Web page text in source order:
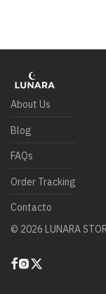
About Us
Blog
FAQs
Order Tracking
Contacto
© 2026 LUNARA